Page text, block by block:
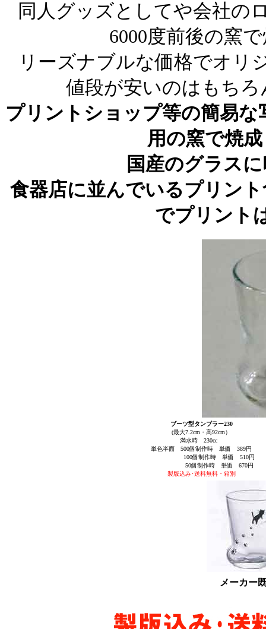
同人グッズとしてや会社
6000度前後の窯
リーズナブルな価格でオリ
値段が安いのはもち
プリントショップ等の簡易
用の窯で焼
国産のグラス
食器店に並んでいるプリン
でプリント
ブーツ型タンブラー230
(最大7.2cm・高92cm）
満水時 230cc
単色半面 500個制作時 単価 389円
100個制作時 単価 510円
50個制作時 単価 670円
製版込み･送料無料・箱別
メーカ